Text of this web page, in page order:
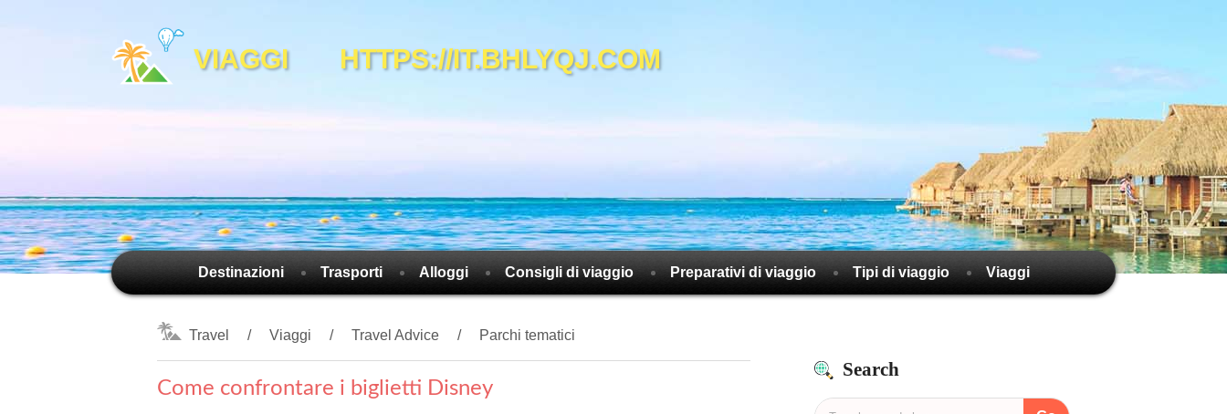
VIAGGI HTTPS://IT.BHLYQJ.COM
Destinazioni Trasporti Alloggi Consigli di viaggio Preparativi di viaggio Tipi di viaggio Viaggi
Travel Viaggi Travel Advice Parchi tematici
Come confrontare i biglietti Disney
Search